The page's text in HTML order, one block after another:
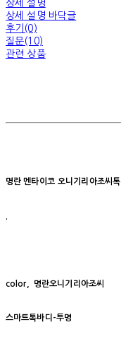
상세 설명
상세 설명 바닥글
후기(0)
질문(10)
관련 상품
명란멘타이코 오니기리아조씨톡
color, 명란오니기리아조씨
스마트톡바디-투명